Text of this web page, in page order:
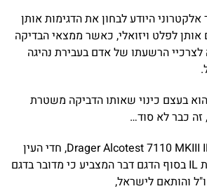
היודע לבחון את הדגימות אותן
לפלט ויזואלי, כאשר ממצאי הבדיקה
הרשעתו של אדם בעבירת נהיגה
בעצם כינוי שאותו הדביקה משטרת
כבר לא סוד…
למכשיר גרמני בשם Drager Alcotest 7110 MKIII IL, חדי העין
בוודאי יזהו את הסיומת IL בסוף הדגם דבר המצביע כי מדובר בדגם
והותאם לישראל,